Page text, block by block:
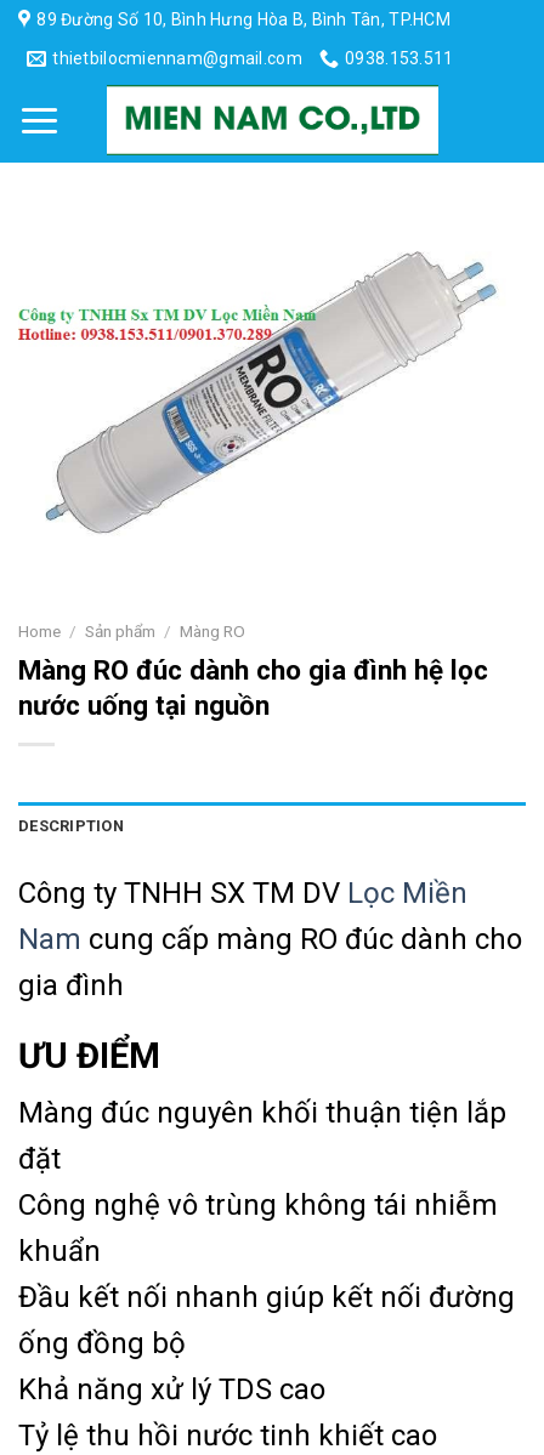
Skip
content
89 Đường Số 10, Bình Hưng Hòa B, Bình Tân, TP.HCM
thietbilocmiennam@gmail.com
0938.153.511
Home / Sản phẩm / Màng RO
Màng RO đúc dành cho gia đình hệ lọc
nước uống tại nguồn
DESCRIPTION
Công ty TNHH SX TM DV Lọc Miền
Nam cung cấp màng RO đúc dành cho
gia đình
ƯU ĐIỂM
Màng đúc nguyên khối thuận tiện lắp
đặt
Công nghệ vô trùng không tái nhiễm
khuẩn
Đầu kết nối nhanh giúp kết nối đường
ống đồng bộ
Khả năng xử lý TDS cao
Tỷ lệ thu hồi nước tinh khiết cao